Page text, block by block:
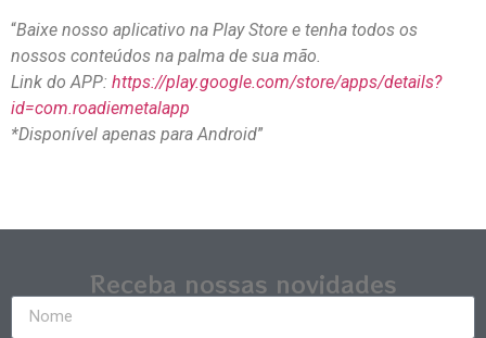
“Baixe nosso aplicativo na Play Store e tenha todos os
nossos conteúdos na palma de sua mão.
Link do APP: https://play.google.com/store/apps/details?
id=com.roadiemetalapp
*Disponível apenas para Android”
Receba nossas novidades